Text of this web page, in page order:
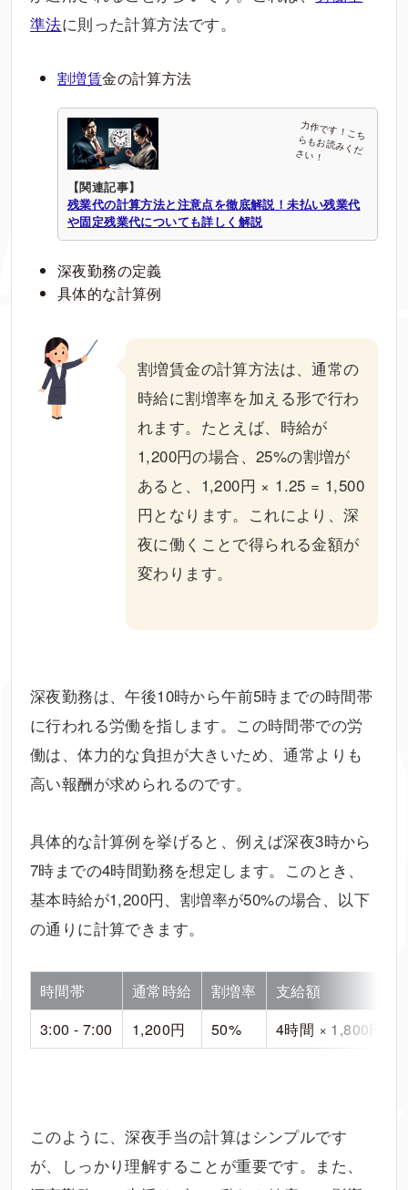
準法に則った計算方法です。
割増賃金の計算方法
【関連記事】
残業代の計算方法と注意点を徹底解説！未払い残業代
や固定残業代についても詳しく解説
深夜勤務の定義
具体的な計算例
割増賃金の計算方法は、通常の
時給に割増率を加える形で行わ
れます。たとえば、時給が
1,200円の場合、25%の割増が
あると、1,200円 × 1.25 = 1,500
円となります。これにより、深
夜に働くことで得られる金額が
変わります。
深夜勤務は、午後10時から午前5時までの時間帯
に行われる労働を指します。この時間帯での労
働は、体力的な負担が大きいため、通常よりも
高い報酬が求められるのです。
具体的な計算例を挙げると、例えば深夜3時から
7時までの4時間勤務を想定します。このとき、
基本時給が1,200円、割増率が50%の場合、以下
の通りに計算できます。
時間帯 通常時給 割増率
支給額
3:00 - 7:00
1,200円 50% 4時間 × 1,800円 =
このように、深夜手当の計算はシンプルです
が、しっかり理解することが重要です。また、